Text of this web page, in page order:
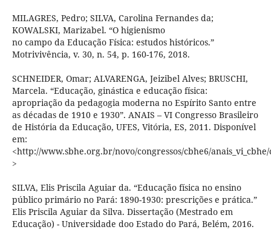
MILAGRES, Pedro; SILVA, Carolina Fernandes da;
KOWALSKI, Marizabel. “O higienismo
no campo da Educação Física: estudos históricos.”
Motrivivência, v. 30, n. 54, p. 160-176, 2018.
SCHNEIDER, Omar; ALVARENGA, Jeizibel Alves; BRUSCHI,
Marcela. “Educação, ginástica e educação física:
apropriação da pedagogia moderna no Espírito Santo entre
as décadas de 1910 e 1930”. ANAIS – VI Congresso Brasileiro
de História da Educação, UFES, Vitória, ES, 2011. Disponível
em:
<http://www.sbhe.org.br/novo/congressos/cbhe6/
>
SILVA, Elis Priscila Aguiar da. “Educação física no ensino
público primário no Pará: 1890-1930: prescrições e prática.”
Elis Priscila Aguiar da Silva. Dissertação (Mestrado em
Educação) - Universidade doo Estado do Pará, Belém, 2016.